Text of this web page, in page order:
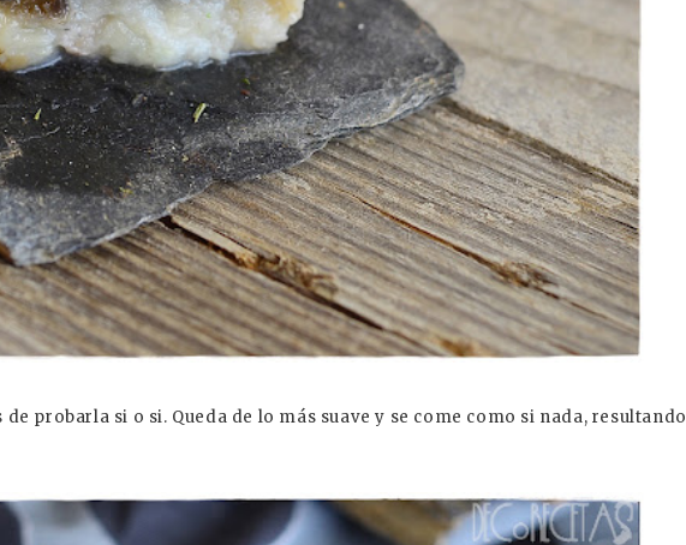
probarla si o si. Queda de lo más suave y se come como si nada, resultando